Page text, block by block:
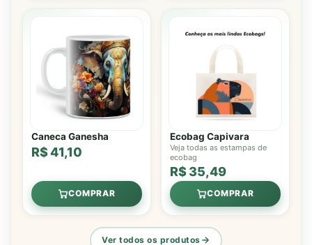
Caneca Ganesha
R$ 41,10
COMPRAR
Ecobag Capivara
Veja todas as estampas de
ecobag
R$ 35,49
COMPRAR
Ver todos os produtos